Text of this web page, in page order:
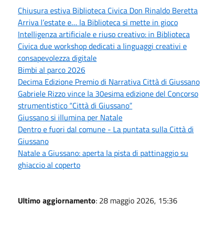
Chiusura estiva Biblioteca Civica Don Rinaldo Beretta
Arriva l’estate e… la Biblioteca si mette in gioco
Intelligenza artificiale e riuso creativo: in Biblioteca
Civica due workshop dedicati a linguaggi creativi e
consapevolezza digitale
Bimbi al parco 2026
Decima Edizione Premio di Narrativa Città di Giussano
Gabriele Rizzo vince la 30esima edizione del Concorso
strumentistico “Città di Giussano”
Giussano si illumina per Natale
Dentro e fuori dal comune - La puntata sulla Città di
Giussano
Natale a Giussano: aperta la pista di pattinaggio su
ghiaccio al coperto
Ultimo aggiornamento: 28 maggio 2026, 15:36